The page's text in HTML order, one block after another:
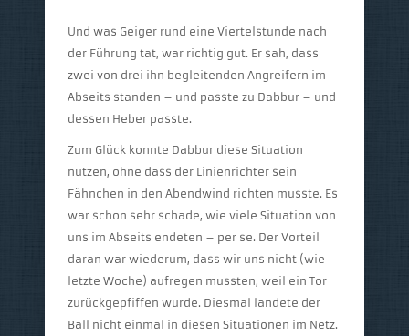
Und was Geiger rund eine Viertelstunde nach
der Führung tat, war richtig gut. Er sah, dass
zwei von drei ihn begleitenden Angreifern im
Abseits standen – und passte zu Dabbur – und
dessen Heber passte.
Zum Glück konnte Dabbur diese Situation
nutzen, ohne dass der Linienrichter sein
Fähnchen in den Abendwind richten musste. Es
war schon sehr schade, wie viele Situation von
uns im Abseits endeten – per se. Der Vorteil
daran war wiederum, dass wir uns nicht (wie
letzte Woche) aufregen mussten, weil ein Tor
zurückgepfiffen wurde. Diesmal landete der
Ball nicht einmal in diesen Situationen im Netz.